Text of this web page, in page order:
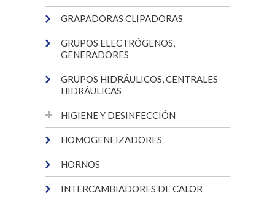
GRAPADORAS CLIPADORAS
GRUPOS ELECTRÓGENOS,
GENERADORES
GRUPOS HIDRÁULICOS, CENTRALES
HIDRÁULICAS
HIGIENE Y DESINFECCIÓN
HOMOGENEIZADORES
HORNOS
INTERCAMBIADORES DE CALOR